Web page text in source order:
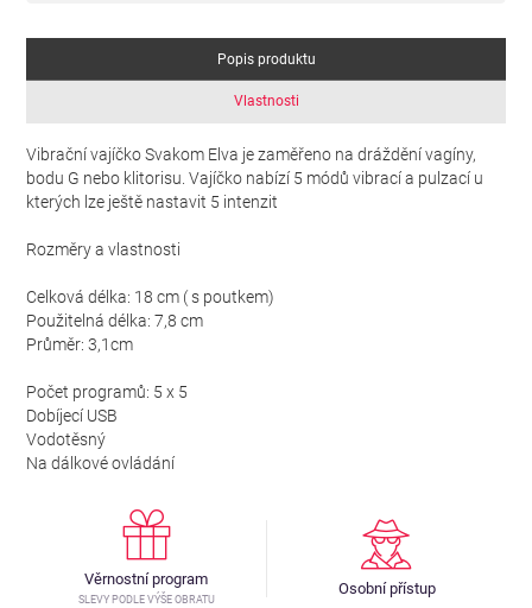
Popis produktu
Vlastnosti
Vibrační vajíčko Svakom Elva je zaměřeno na dráždění vagíny,
bodu G nebo klitorisu. Vajíčko nabízí 5 módů vibrací a pulzací u
kterých lze ještě nastavit 5 intenzit
Rozměry a vlastnosti
Celková délka: 18 cm ( s poutkem)
Použitelná délka: 7,8 cm
Průměr: 3,1cm
Počet programů: 5 x 5
Dobíjecí USB
Vodotěsný
Na dálkové ovládání
Věrnostní program
SLEVY PODLE VÝŠE OBRATU
Osobní přístup